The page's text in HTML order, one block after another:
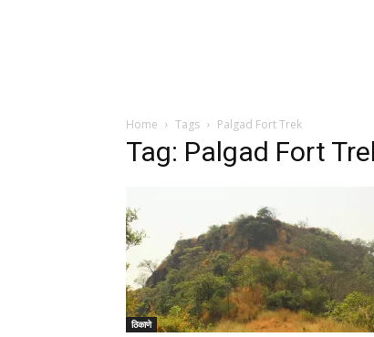
Home Tags Palgad Fort Trek
Tag: Palgad Fort
ठिकाणे